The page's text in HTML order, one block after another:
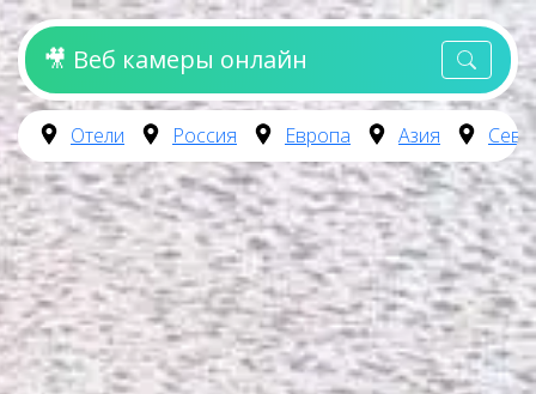
🎥 Веб камеры онлайн
Отели Россия Европа Азия